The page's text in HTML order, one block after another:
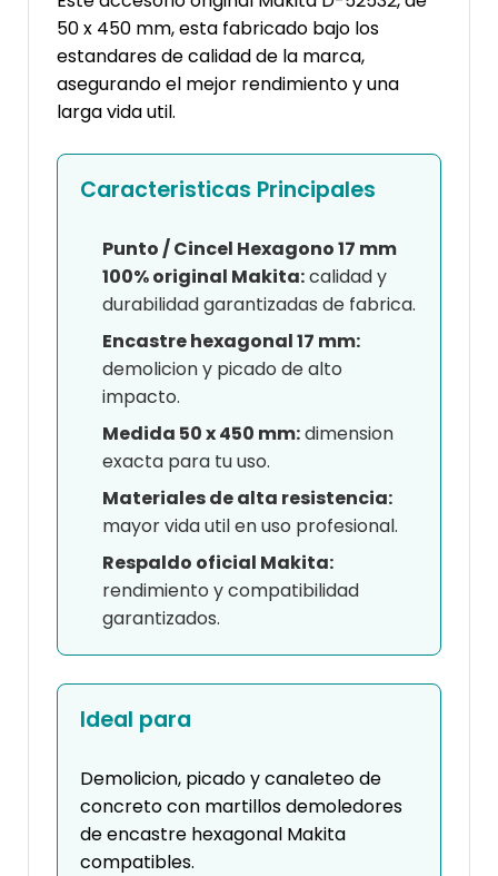
50 x 450 mm, esta fabricado bajo los
estandares de calidad de la marca,
asegurando el mejor rendimiento y una
larga vida util.
Caracteristicas Principales
Punto / Cincel Hexagono 17 mm
100% original Makita:calidad y
durabilidad garantizadas de fabrica.
Encastre hexagonal 17 mm:
demolicion y picado de alto
impacto.
Medida 50 x 450 mm:dimension
exacta para tu uso.
Materiales de alta resistencia:
mayor vida util en uso profesional.
Respaldo oficial Makita:
rendimiento y compatibilidad
garantizados.
Ideal para
Demolicion, picado y canaleteo de
concreto con martillos demoledores
de encastre hexagonal Makita
compatibles.